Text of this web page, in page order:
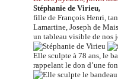
Stéphanie de Virieu,
fille de François Henri,
Lamartine, Joseph de
un tableau visible de nos
Elle sculpte à 78 ans, le
rappelant le don d’une